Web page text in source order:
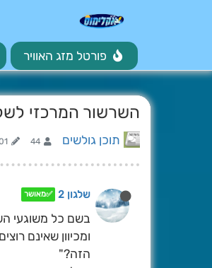
פורטל מזג האוויר
השרשור המרכזי
תוכן גולשים 44
שלגון 2 ✅מאושר
בשם כל משוגעי
ומכיוון שאינם
הזה?"